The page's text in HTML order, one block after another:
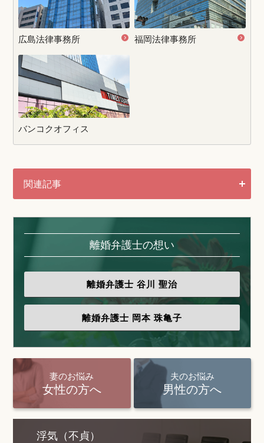
広島法律事務所 福岡法律事務所
バンコクオフィス
関連記事
離婚弁護士の想い
離婚弁護士 谷川 聖治
離婚弁護士 岡本 珠亀子
妻のお悩み
女性の方へ
夫のお悩み
男性の方へ
浮気（不貞）